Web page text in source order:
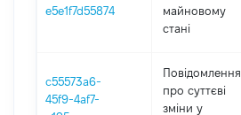
e5e1f7d55874
майновому
стані
c55573a6-
45f9-4af7-
Повідомлення
про суттєві
зміни y